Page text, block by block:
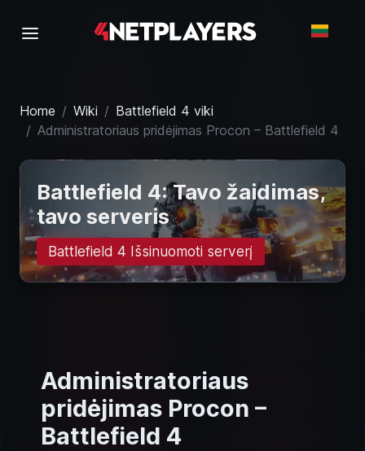
Home Wiki
Battlefield 4 viki
Administratoriaus pridėjimas Procon – Battlefield 4
Battlefield 4: Tavo žaidimas,
tavo serveris
Battlefield 4 Išsinuomoti serverį
Administratoriaus
pridėjimas Procon –
Battlefield 4